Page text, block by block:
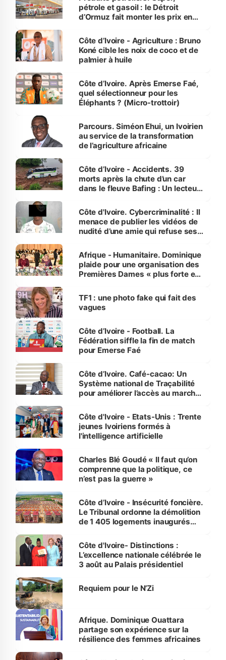
pétrole et gasoil : le Détroit
d’Ormuz fait monter les prix en
Côte d’Ivoire - Agriculture : Bruno
Koné cible les noix de coco et de
palmier à huile
Côte d’Ivoire. Après Emerse Faé,
quel sélectionneur pour les
Éléphants ? (Micro-trottoir)
Parcours. Siméon Ehui, un Ivoirien
au service de la transformation
de l’agriculture africaine
Côte d’Ivoire - Accidents. 39
morts après la chute d’un car
dans le fleuve Bafing : Un lecteur
des Transports
Côte d'Ivoire. Cybercriminalité : Il
menace de publier les vidéos de
nudité d’une amie qui refuse ses
Afrique - Humanitaire. Dominique
plaide pour une organisation des
Premières Dames « plus forte et
sur la scène internationale »
TF1 : une photo fake qui fait des
vagues
Côte d’Ivoire - Football. La
Fédération siffle la fin de match
pour Emerse Faé
Côte d’Ivoire. Café-cacao: Un
Système national de Traçabilité
pour améliorer l’accès au marché
Côte d'Ivoire - Etats-Unis : Trente
jeunes Ivoiriens formés à
l'intelligence artificielle
Charles Blé Goudé « Il faut qu’on
comprenne que la politique, ce
n’est pas la guerre »
Côte d’Ivoire - Insécurité foncière.
Le Tribunal ordonne la démolition
de 1 405 logements inaugurés
Bassam
Côte d'Ivoire- Distinctions :
L’excellence nationale célébrée le
3 août au Palais présidentiel
Requiem pour le N’Zi
Afrique. Dominique Ouattara
partage son expérience sur la
résilience des femmes africaines